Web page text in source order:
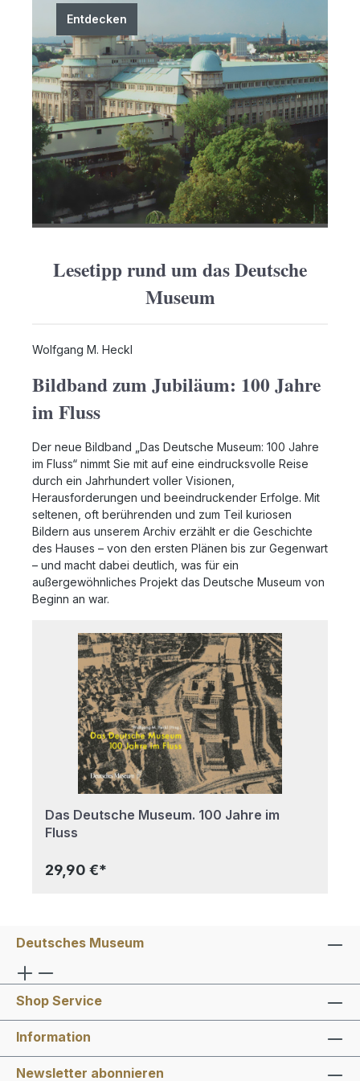
informiert Sie rechtzeitig über den Batteriestand. -
Schnelle Aufladung: In nur 5 Stunden aufgeladen,
sorgt die Lampe für eine beeindruckende
Betriebszeit von 10 bis 120 Stunden. -
Schutzfunktion: Bei Überlastung der Batterie sorgt
die integrierte Schutzfunktion für zusätzliche
Sicherheit. Maße: 13,5 x 25,8 x 7,5 cm – perfekt für
jeden Tisch oder Nachttisch. Die ausführliche
Anleitung macht die Einrichtung kinderleicht. Holen
Sie sich jetzt diese vielseitige Tischleuchte und
setzen Sie stimmungsvolle Akzente in Ihrem
Zuhause!
Entdecken
Lesetipp rund um das Deutsche
Museum
Wolfgang M. Heckl
Bildband zum Jubiläum: 100 Jahre
im Fluss
Der neue Bildband „Das Deutsche Museum: 100 Jahre
im Fluss“ nimmt Sie mit auf eine eindrucksvolle Reise
durch ein Jahrhundert voller Visionen,
Herausforderungen und beeindruckender Erfolge. Mit
seltenen, oft berührenden und zum Teil kuriosen
Bildern aus unserem Archiv erzählt er die Geschichte
des Hauses – von den ersten Plänen bis zur Gegenwart
– und macht dabei deutlich, was für ein
außergewöhnliches Projekt das Deutsche Museum von
Beginn an war.
Das Deutsche Museum. 100 Jahre im
Fluss
29,90 €*
Deutsches Museum
Shop Service
Information
Newsletter abonnieren